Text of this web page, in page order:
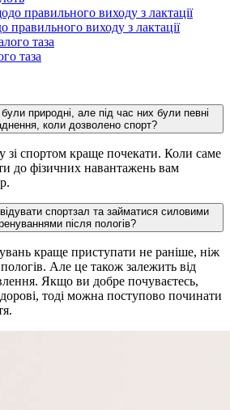
правильного виходу з лактації
таза
природні, але під час них були певні
коли дозволено спорт?
зі спортом краще почекати. Коли саме
до фізичних навантажень вам
спортзал та займатися силовими
після пологів?
краще приступати не раніше, ніж
пологів. Але це також залежить від
Якщо ви добре почуваєтесь,
тоді можна поступово починати